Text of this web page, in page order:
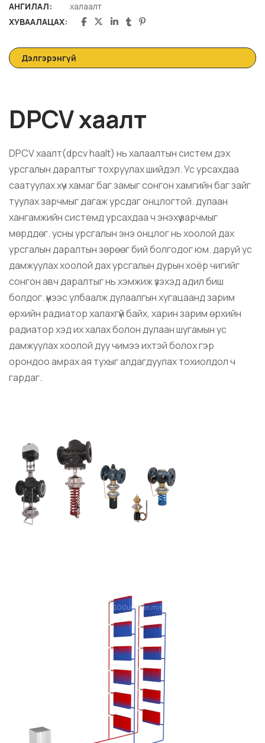
АНГИЛАЛ:
халаалт
ХУВААЛАЦАХ:
Дэлгэрэнгүй
DPCV хаалт
DPCV хаалт(dpcv haalt) нь халаалтын систем дэх
урсгалын даралтыг тохруулах шийдэл. Ус урсахдаа
саатуулах хүч хамаг баг замыг сонгон хамгийн баг зайг
туулах зарчмыг дагаж урсдаг онцлогтой. дулаан
хангамжийн системд урсахдаа ч энэхүү зарчмыг
мөрддөг. усны урсгалын энэ онцлог нь хоолой дах
урсгалын даралтын зөрөөг бий болгодог юм. даруй ус
дамжуулах хоолой дах урсгалын дурын хоёр чигийг
сонгон авч даралтыг нь хэмжиж үзэхэд адил биш
болдог. үүнээс улбаалж дулаалгын хугацаанд зарим
өрхийн радиатор халахгүй байх, харин зарим өрхийн
радиатор хэд их халах болон дулаан шугамын ус
дамжуулах хоолой дуу чимээ ихтэй болох гэр
орондоо амрах ая тухыг алдагдуулах тохиолдол ч
гардаг.